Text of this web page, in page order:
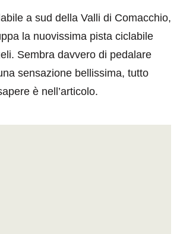
a sud della Valli di Comacchio,
la nuovissima pista ciclabile
Sembra davvero di pedalare
sensazione bellissima, tutto
è nell’articolo.